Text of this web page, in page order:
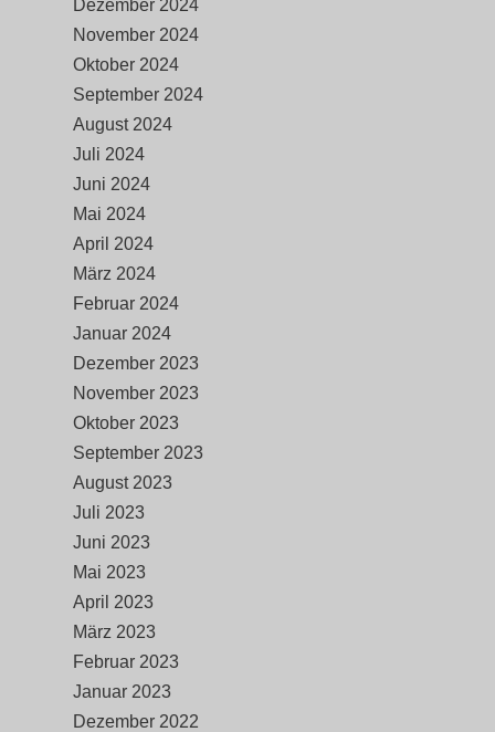
Dezember 2024
November 2024
Oktober 2024
September 2024
August 2024
Juli 2024
Juni 2024
Mai 2024
April 2024
März 2024
Februar 2024
Januar 2024
Dezember 2023
November 2023
Oktober 2023
September 2023
August 2023
Juli 2023
Juni 2023
Mai 2023
April 2023
März 2023
Februar 2023
Januar 2023
Dezember 2022